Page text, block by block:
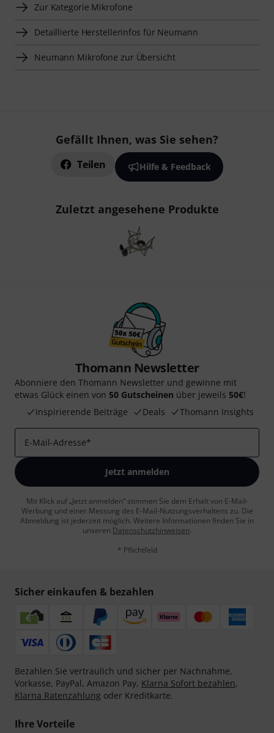
Zur Kategorie Mikrofone
Detaillierte Herstellerinfos für Neumann
Neumann Mikrofone zur Übersicht
Gefällt Ihnen, was Sie sehen?
Teilen Hilfe & Feedback
Zuletzt angesehene Produkte
Thomann Newsletter
Abonniere den Thomann Newsletter und gewinne mit
etwas Glück einen von 50 Gutscheinen über jeweils 50€!
Inspirierende Beiträge
Deals Thomann Insights
E-Mail-Adresse*
Jetzt anmelden
Mit Klick auf „Jetzt anmelden“ stimmen Sie dem Erhalt von E-Mail-
Werbung und einer Messung des E-Mail-Nutzungsverhaltens zu. Die
Abmeldung ist jederzeit möglich. Weitere Informationen finden Sie in
unseren Datenschutzhinweisen.
* Pflichtfeld
Sicher einkaufen & bezahlen
Bezahlen Sie vertraulich und sicher per Nachnahme,
Vorkasse, PayPal, Amazon Pay, Klarna Sofort bezahlen,
Klarna Ratenzahlung oder Kreditkarte.
Ihre Vorteile